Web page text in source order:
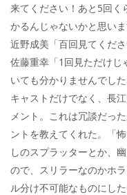
来てください！あと5回く
かるんじゃないかと思いま
近野成美「百回見てくださ
佐藤重幸「1回見ただけじ
いても分かりませんでした
キャストだけでなく、長
メント。これは冗談だっ
ントを教えてくれた。「
しのスプラッターとか、
ので、スリラーなのかホ
ル分け不可能なものにし